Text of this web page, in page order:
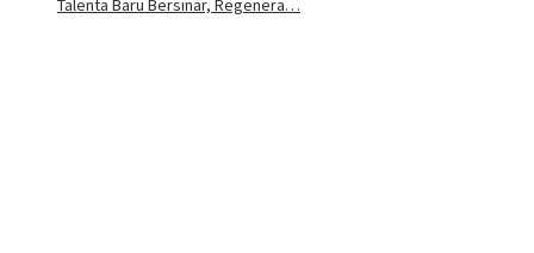
Talenta Baru Bersinar, Regenera…